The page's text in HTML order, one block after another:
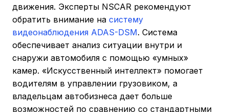
движения. Эксперты NSCAR рекомендуют
обратить внимание на систему
видеонаблюдения ADAS-DSM. Система
обеспечивает анализ ситуации внутри и
снаружи автомобиля с помощью «умных»
камер. «Искусственный интеллект» помогает
водителям в управлении грузовиком, а
владельцам автобизнеса дает больше
возможностей по сравнению со стандартными